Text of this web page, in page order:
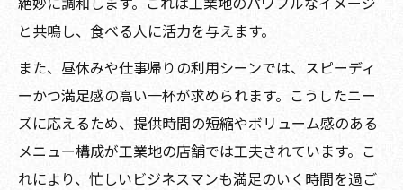
と共鳴し、食べる人に活力を与えます。
また、昼休みや仕事帰りの利用シーンでは、スピーディ
ーかつ満足感の高い一杯が求められます。こうしたニー
ズに応えるため、提供時間の短縮やボリューム感のある
メニュー構成が工業地の店舗では工夫されています。こ
れにより、忙しいビジネスマンも満足のいく時間を過ご